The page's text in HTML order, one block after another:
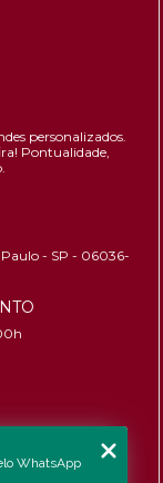
personalizados.
Pontualidade,
- SP - 06036-
WhatsApp